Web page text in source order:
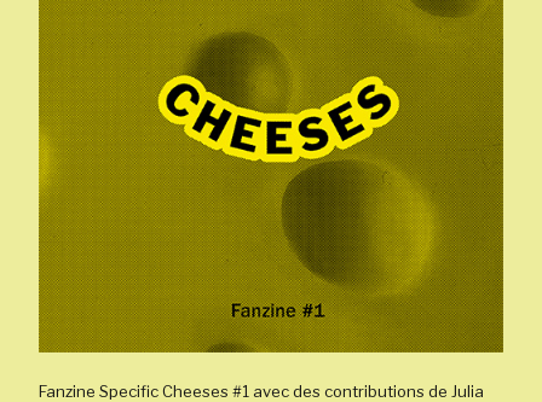
Fanzine Specific Cheeses #1 avec des contributions de Julia